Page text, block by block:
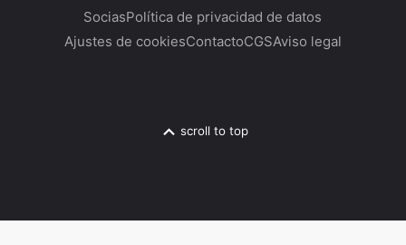
SociasPolítica de privacidad de datos
Ajustes de cookiesContactoCGSAviso legal
scroll to top